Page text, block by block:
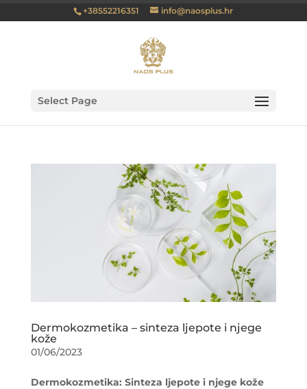
+38552216351 info@naosplus.hr
Select Page
Dermokozmetika – sinteza ljepote i njege
kože
01/06/2023
Dermokozmetika: Sinteza ljepote i njege kože